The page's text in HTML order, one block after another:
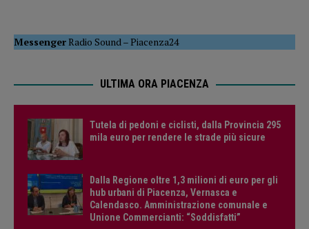
MessengerRadio Sound –Piacenza24
ULTIMA ORA PIACENZA
Tutela di pedoni e ciclisti, dalla Provincia 295
mila euro per rendere le strade più sicure
Dalla Regione oltre 1,3 milioni di euro per gli
hub urbani di Piacenza, Vernasca e
Calendasco. Amministrazione comunale e
Unione Commercianti: “Soddisfatti”